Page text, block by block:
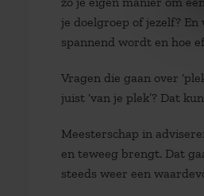
je doelgroep of jezelf?
spannend wordt en hoe
Vragen die gaan over
juist ‘van je plek’? Dat
Meesterschap in
en teweeg brengt. Dat
steeds weer een